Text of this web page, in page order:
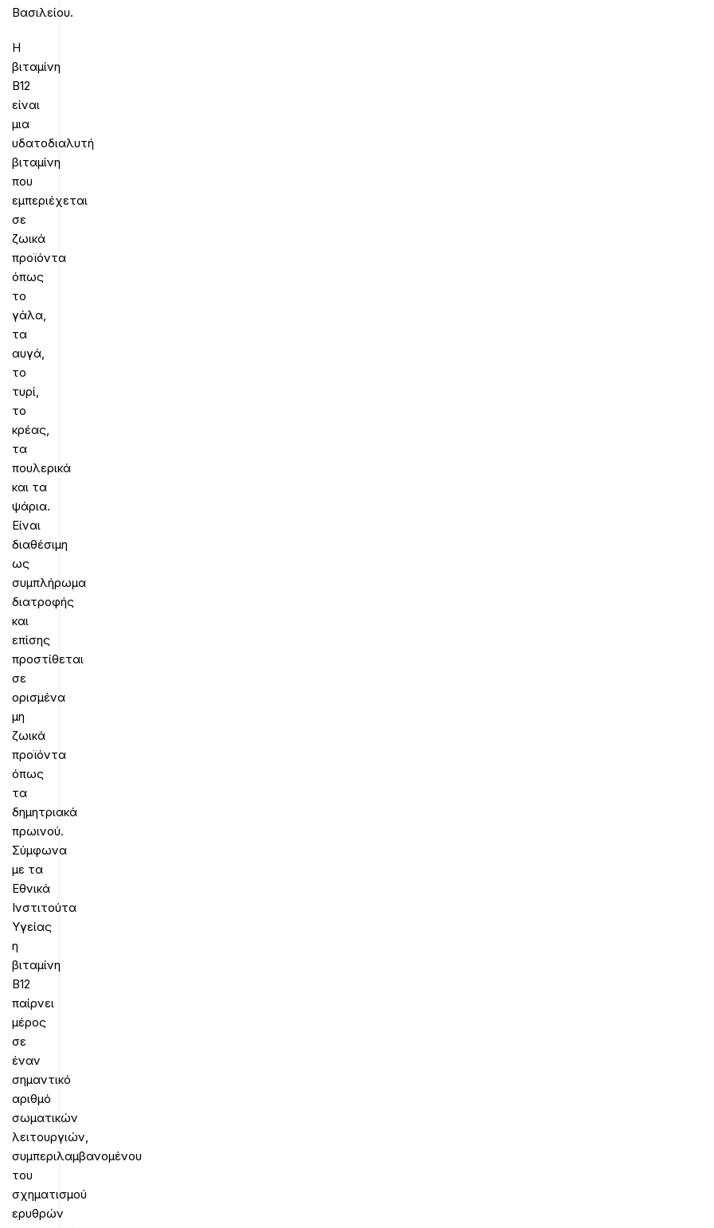
Βασιλείου.
Η
βιταμίνη
Β12
είναι
μια
υδατοδιαλυτή
βιταμίνη
που
εμπεριέχεται
σε
ζωικά
προϊόντα
όπως
το
γάλα,
τα
αυγά,
το
τυρί,
το
κρέας,
τα
πουλερικά
και τα
ψάρια.
Είναι
διαθέσιμη
ως
συμπλήρωμα
διατροφής
και
επίσης
προστίθεται
σε
ορισμένα
μη
ζωικά
προϊόντα
όπως
τα
δημητριακά
πρωινού.
Σύμφωνα
με τα
Εθνικά
Ινστιτούτα
Υγείας
η
βιταμίνη
Β12
παίρνει
μέρος
σε
έναν
σημαντικό
αριθμό
σωματικών
λειτουργιών,
συμπεριλαμβανομένου
του
σχηματισμού
ερυθρών